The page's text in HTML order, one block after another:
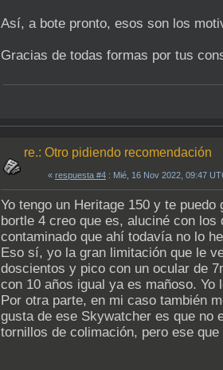
Así, a bote pronto, esos son los
Gracias de todas formas por tus
re.: Otro pidiendo recomendación
« respuesta #4 : Mié, 16 Nov 2022, 09:47
Yo tengo un Heritage 150 y te
bortle 4 creo que es, aluciné con
contaminado que ahí todavía no lo
Eso sí, yo la gran limitación que le
doscientos y pico con un ocular de
con 10 años igual ya es mañoso.
Por otra parte, en mi caso también
gusta de ese Skywatcher es que no
tornillos de colimación, pero ese